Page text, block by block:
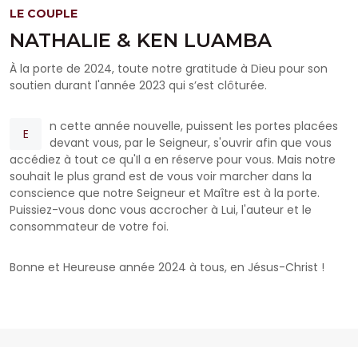
LE COUPLE
NATHALIE & KEN LUAMBA
À la porte de 2024, toute notre gratitude à Dieu pour son
soutien durant l'année 2023 qui s’est clôturée.
E
n cette année nouvelle, puissent les portes placées
devant vous, par le Seigneur, s'ouvrir afin que vous
accédiez à tout ce qu'Il a en réserve pour vous. Mais notre
souhait le plus grand est de vous voir marcher dans la
conscience que notre Seigneur et Maître est à la porte.
Puissiez-vous donc vous accrocher à Lui, l'auteur et le
consommateur de votre foi.
Bonne et Heureuse année 2024 à tous, en Jésus-Christ !